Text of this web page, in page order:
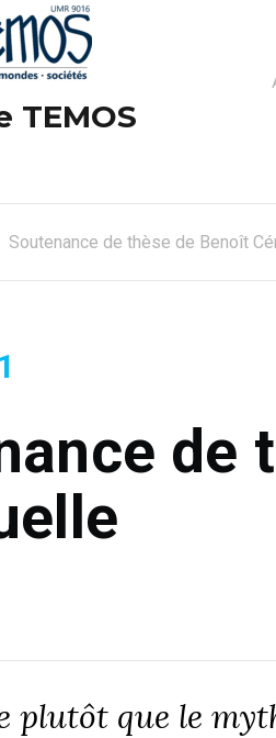
TEMOS
Soutenance de thèse de Benoît
de
plutôt que le